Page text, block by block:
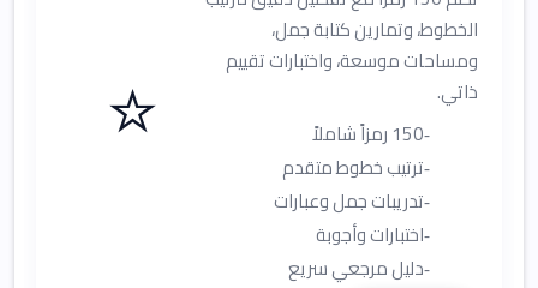
الخطوط، وتمارين كتابة جمل،
ومساحات موسعة، واختبارات تقييم
ذاتي.
150 رمزاً شاملاً
ترتيب خطوط متقدم
تدريبات جمل وعبارات
اختبارات وأجوبة
دليل مرجعي سريع
⭐